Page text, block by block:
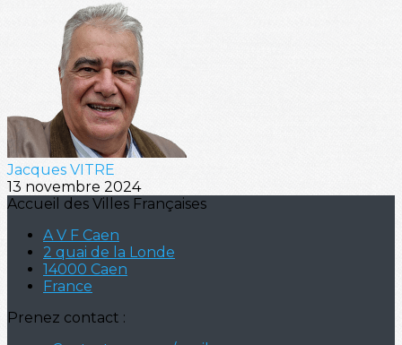
Jacques VITRE
13 novembre 2024
Accueil des Villes Françaises
A V F Caen
2 quai de la Londe
14000 Caen
France
Prenez contact :